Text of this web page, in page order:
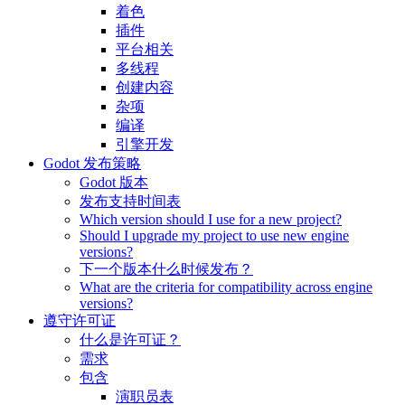
着色
插件
平台相关
多线程
创建内容
杂项
编译
引擎开发
Godot 发布策略
Godot 版本
发布支持时间表
Which version should I use for a new project?
Should I upgrade my project to use new engine
versions?
下一个版本什么时候发布？
What are the criteria for compatibility across engine
versions?
遵守许可证
什么是许可证？
需求
包含
演职员表